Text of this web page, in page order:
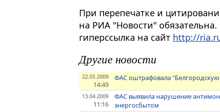
При перепечатке и
на РИА "Новости"
гиперссылка на сайт http://
Другие новости
22.05.2009
14:49
ФАС оштрафовала
13.04.2009
11:16
ФАС выявила нарушение
энергосбытом